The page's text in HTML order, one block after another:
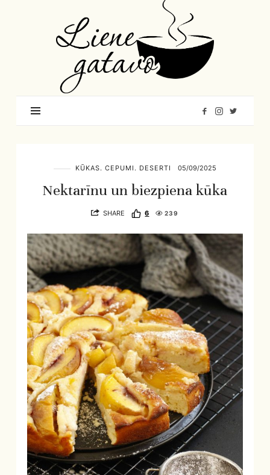
Gatavo
–
Mana
garšu
pasaule
KŪKAS. CEPUMI. DESERTI 05/09/2025
Nektarīnu un biezpiena kūka
SHARE 6 239